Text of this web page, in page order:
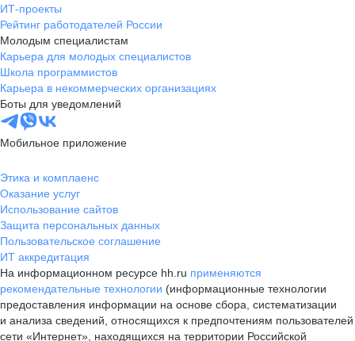
ИТ-проекты
Рейтинг работодателей России
Молодым специалистам
Карьера для молодых специалистов
Школа программистов
Карьера в некоммерческих организациях
Боты для уведомлений
Мобильное приложение
Этика и комплаенс
Оказание услуг
Использование сайтов
Защита персональных данных
Пользовательское соглашение
ИТ аккредитация
На информационном ресурсе hh.ru применяются
рекомендательные технологии (информационные технологии
предоставления информации на основе сбора, систематизации
и анализа сведений, относящихся к предпочтениям пользователей
сети «Интернет», находящихся на территории Российской